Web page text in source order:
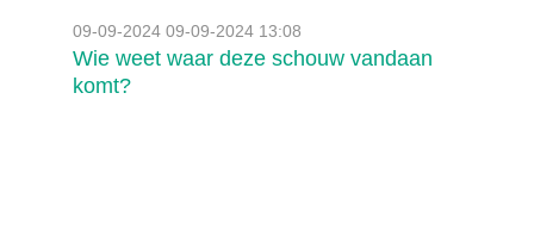
09-09-202409-09-2024 13:08
Wie weet waar deze schouw vandaan
komt?